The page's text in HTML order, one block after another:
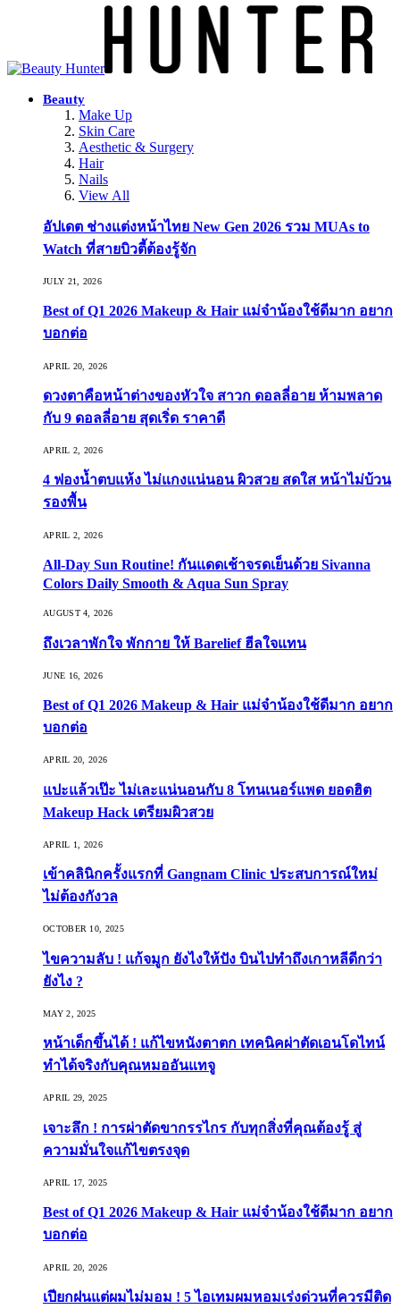
Beauty
Make Up
Skin Care
Aesthetic & Surgery
Hair
Nails
View All
อัปเดต ช่างแต่งหน้าไทย New Gen 2026 รวม MUAs to
Watch ที่สายบิวตี้ต้องรู้จัก
JULY 21, 2026
Best of Q1 2026 Makeup & Hair แม่จ๋าน้องใช้ดีมาก อยาก
บอกต่อ
APRIL 20, 2026
ดวงตาคือหน้าต่างของหัวใจ สาวก ดอลลี่อาย ห้ามพลาด
กับ 9 ดอลลี่อาย สุดเริ่ด ราคาดี
APRIL 2, 2026
4 ฟองน้ำตบแห้ง ไม่แกงแน่นอน ผิวสวย สดใส หน้าไม่บ้วน
รองพื้น
APRIL 2, 2026
All-Day Sun Routine! กันแดดเช้าจรดเย็นด้วย Sivanna
Colors Daily Smooth & Aqua Sun Spray
AUGUST 4, 2026
ถึงเวลาพักใจ พักกาย ให้ Barelief ฮีลใจแทน
JUNE 16, 2026
Best of Q1 2026 Makeup & Hair แม่จ๋าน้องใช้ดีมาก อยาก
บอกต่อ
APRIL 20, 2026
แปะแล้วเป๊ะ ไม่เละแน่นอนกับ 8 โทนเนอร์แพด ยอดฮิต
Makeup Hack เตรียมผิวสวย
APRIL 1, 2026
เข้าคลินิกครั้งแรกที่ Gangnam Clinic ประสบการณ์ใหม่
ไม่ต้องกังวล
OCTOBER 10, 2025
ไขความลับ ! แก้จมูก ยังไงให้ปัง บินไปทำถึงเกาหลีดีกว่า
ยังไง ?
MAY 2, 2025
หน้าเด็กขึ้นได้ ! แก้ไขหนังตาตก เทคนิคผ่าตัดเอนโดไทน์
ทำได้จริงกับคุณหมออันแทจู
APRIL 29, 2025
เจาะลึก ! การผ่าตัดขากรรไกร กับทุกสิ่งที่คุณต้องรู้ สู่
ความมั่นใจแก้ไขตรงจุด
APRIL 17, 2025
Best of Q1 2026 Makeup & Hair แม่จ๋าน้องใช้ดีมาก อยาก
บอกต่อ
APRIL 20, 2026
เปียกฝนแต่ผมไม่มอม ! 5 ไอเทมผมหอมเร่งด่วนที่ควรมีติด